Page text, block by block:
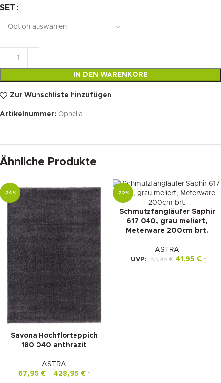
SET
IN DEN WARENKORB
Zur Wunschliste hinzufügen
Artikelnummer: Ophelia
Ähnliche Produkte
-24%
Savona Hochflorteppich
180 040 anthrazit
ASTRA
67,95 €– 428,95 € *
-22%
Schmutzfangläufer Saphir
617 040, grau meliert,
Meterware 200cm brt.
ASTRA
UVP: 53,95€ 41,95 € *